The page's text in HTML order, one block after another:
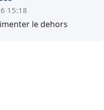
15:18
le dehors